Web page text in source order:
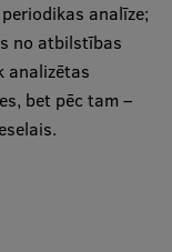
analīze;
no atbilstības
analizētas
bet pēc tam –